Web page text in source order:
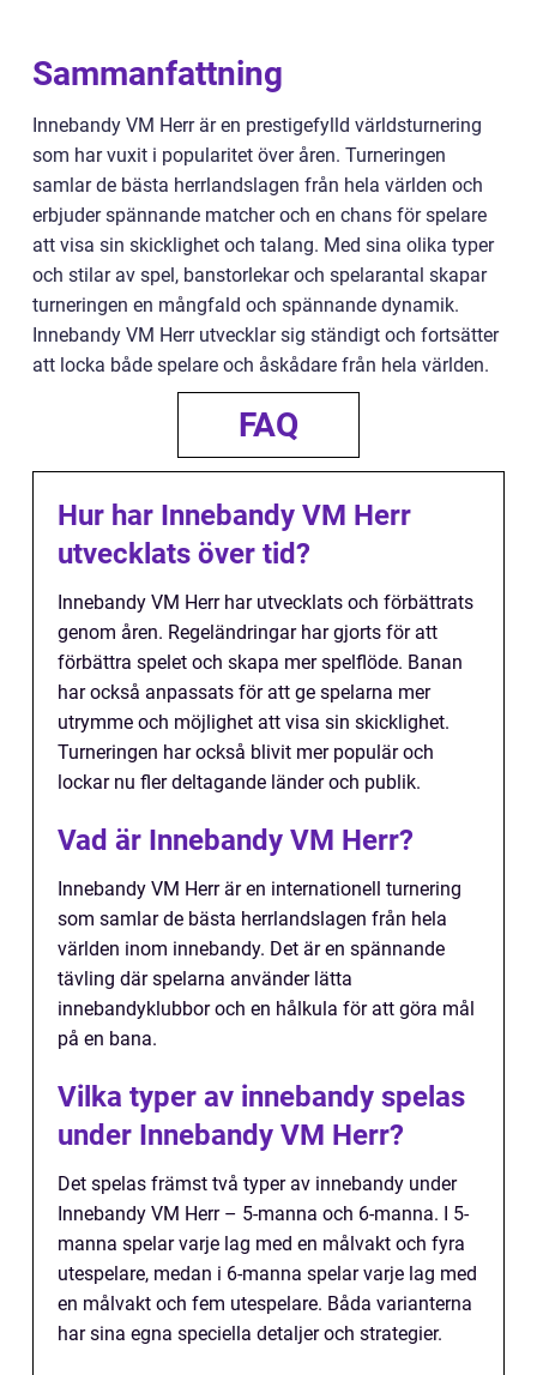
Sammanfattning
Innebandy VM Herr är en prestigefylld världsturnering
som har vuxit i popularitet över åren. Turneringen
samlar de bästa herrlandslagen från hela världen och
erbjuder spännande matcher och en chans för spelare
att visa sin skicklighet och talang. Med sina olika typer
och stilar av spel, banstorlekar och spelarantal skapar
turneringen en mångfald och spännande dynamik.
Innebandy VM Herr utvecklar sig ständigt och fortsätter
att locka både spelare och åskådare från hela världen.
FAQ
Hur har Innebandy VM Herr
utvecklats över tid?
Innebandy VM Herr har utvecklats och förbättrats
genom åren. Regeländringar har gjorts för att
förbättra spelet och skapa mer spelflöde. Banan
har också anpassats för att ge spelarna mer
utrymme och möjlighet att visa sin skicklighet.
Turneringen har också blivit mer populär och
lockar nu fler deltagande länder och publik.
Vad är Innebandy VM Herr?
Innebandy VM Herr är en internationell turnering
som samlar de bästa herrlandslagen från hela
världen inom innebandy. Det är en spännande
tävling där spelarna använder lätta
innebandyklubbor och en hålkula för att göra mål
på en bana.
Vilka typer av innebandy spelas
under Innebandy VM Herr?
Det spelas främst två typer av innebandy under
Innebandy VM Herr – 5-manna och 6-manna. I 5-
manna spelar varje lag med en målvakt och fyra
utespelare, medan i 6-manna spelar varje lag med
en målvakt och fem utespelare. Båda varianterna
har sina egna speciella detaljer och strategier.